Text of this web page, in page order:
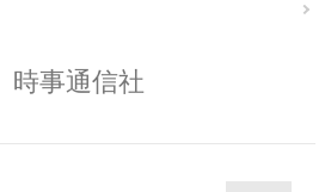
時事通信社